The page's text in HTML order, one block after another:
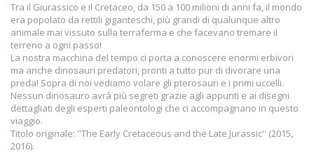
Tra il Giurassico e il Cretaceo, da 150 a 100 milioni di anni fa, il mondo
era popolato da rettili giganteschi, più grandi di qualunque altro
animale mai vissuto sulla terraferma e che facevano tremare il
terreno a ogni passo!
La nostra macchina del tempo ci porta a conoscere enormi erbivori
ma anche dinosauri predatori, pronti a tutto pur di divorare una
preda! Sopra di noi vediamo volare gli pterosauri e i primi uccelli.
Nessun dinosauro avrà più segreti grazie agli appunti e ai disegni
dettagliati degli esperti paleontologi che ci accompagnano in questo
viaggio.
Titolo originale: ''The Early Cretaceous and the Late Jurassic'' (2015,
2016).